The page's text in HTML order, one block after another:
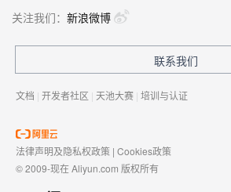
关注我们： 新浪微博
联系我们
文档 | 开发者社区 | 天池大赛 | 培训与认证
法律声明及隐私权政策 | Cookies政策
© 2009-现在 Aliyun.com 版权所有